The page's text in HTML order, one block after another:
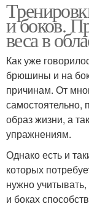
и боков.
веса в
Как уже
брюшины и на
причинам. От
образ жизни, а
упражнениям.
Однако есть и
которых
нужно
и боках